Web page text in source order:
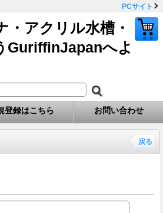
PCサイト
・アクリル水槽・
GuriffinJapanへよ
登録はこちら お問い合わせ
戻る